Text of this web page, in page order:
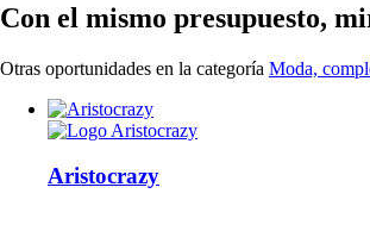
Con el mismo presupuesto,
Otras oportunidades en la categoría Moda,
Aristocrazy